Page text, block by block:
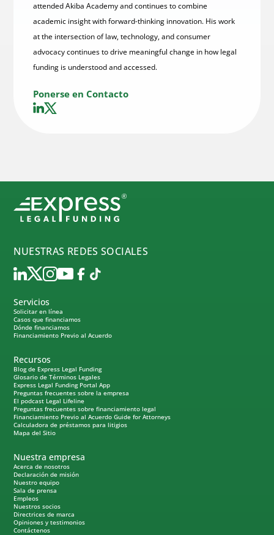
attended Akiba Academy and continues to combine
academic insight with forward-thinking innovation. His work
at the intersection of law, technology, and consumer
advocacy continues to drive meaningful change in how legal
funding is understood and accessed.
Ponerse en Contacto
NUESTRAS REDES SOCIALES
Servicios
Solicitar en línea
Casos que financiamos
Dónde financiamos
Financiamiento Previo al Acuerdo
Recursos
Blog de Express Legal Funding
Glosario de Términos Legales
Express Legal Funding Portal App
Preguntas frecuentes sobre la empresa
El podcast Legal Lifeline
Preguntas frecuentes sobre financiamiento legal
Financiamiento Previo al Acuerdo Guide for Attorneys
Calculadora de préstamos para litigios
Mapa del Sitio
Nuestra empresa
Acerca de nosotros
Declaración de misión
Nuestro equipo
Sala de prensa
Empleos
Nuestros socios
Directrices de marca
Opiniones y testimonios
Contáctenos